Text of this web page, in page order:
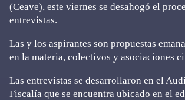
(Ceave), este viernes se desahogó el
entrevistas.
Las y los aspirantes son propuestas
en la materia, colectivos y asociaciones
Las entrevistas se desarrollaron en el
Fiscalía que se encuentra ubicado en el